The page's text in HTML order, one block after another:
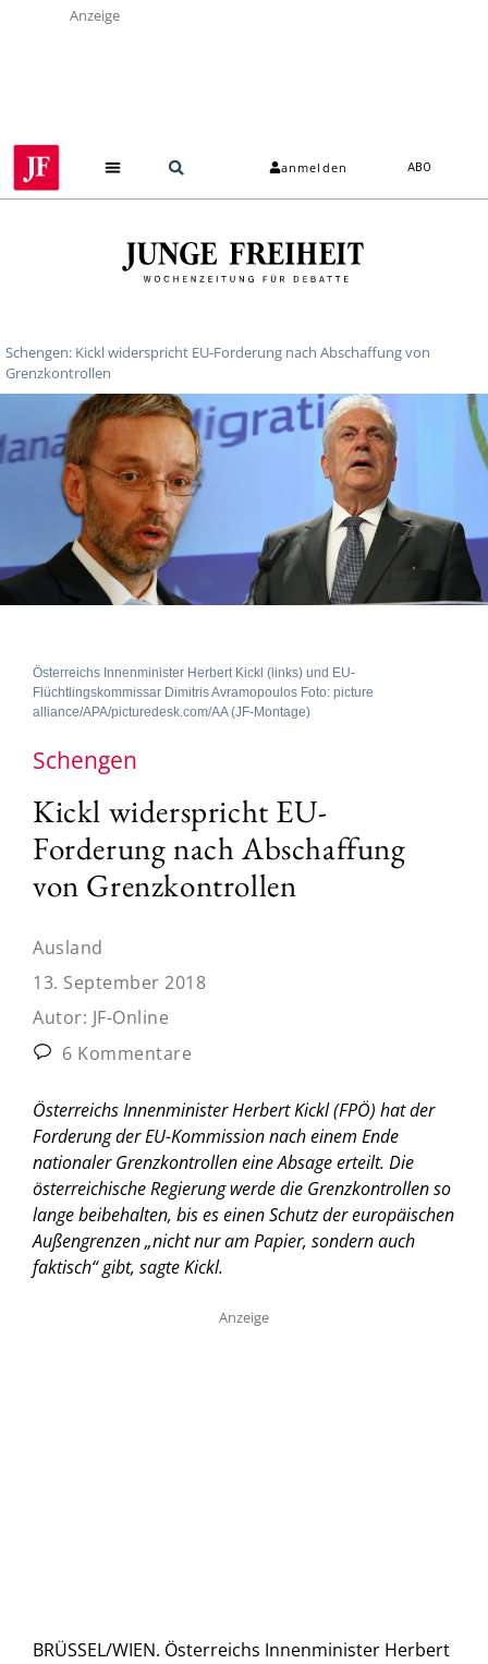
Anzeige
anmelden ABO
Schengen: Kickl widerspricht EU-Forderung nach Abschaffung von
Grenzkontrollen
Österreichs Innenminister Herbert Kickl (links) und EU-
Flüchtlingskommissar Dimitris Avramopoulos Foto: picture
alliance/APA/picturedesk.com/AA (JF-Montage)
Schengen
Kickl widerspricht EU-
Forderung nach Abschaffung
von Grenzkontrollen
Ausland
13. September 2018
Autor: JF-Online
6 Kommentare
Österreichs Innenminister Herbert Kickl (FPÖ) hat der
Forderung der EU-Kommission nach einem Ende
nationaler Grenzkontrollen eine Absage erteilt. Die
österreichische Regierung werde die Grenzkontrollen so
lange beibehalten, bis es einen Schutz der europäischen
Außengrenzen „nicht nur am Papier, sondern auch
faktisch“ gibt, sagte Kickl.
Anzeige
BRÜSSEL/WIEN. Österreichs Innenminister Herbert